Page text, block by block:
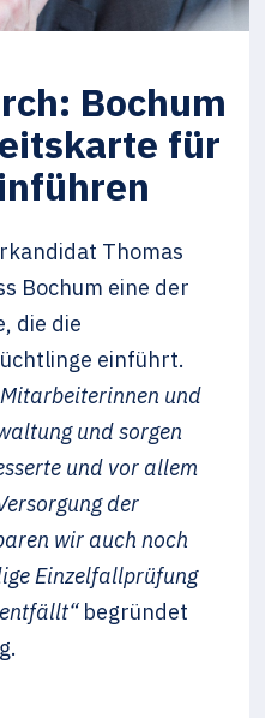
Bochum
für
Thomas
Bochum eine der
die die
einführt.
und
und sorgen
und vor allem
der
wir auch noch
Einzelfallprüfung
begründet